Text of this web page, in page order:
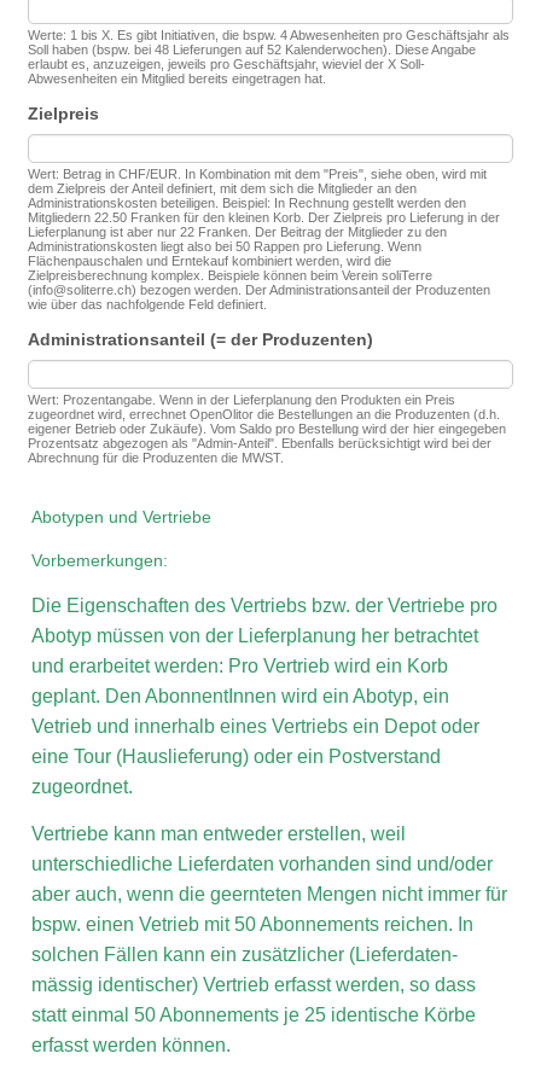
Werte: 1 bis X. Es gibt Initiativen, die bspw. 4 Abwesenheiten pro Geschäftsjahr als
Soll haben (bspw. bei 48 Lieferungen auf 52 Kalenderwochen). Diese Angabe
erlaubt es, anzuzeigen, jeweils pro Geschäftsjahr, wieviel der X Soll-
Abwesenheiten ein Mitglied bereits eingetragen hat.
Zielpreis
Wert: Betrag in CHF/EUR. In Kombination mit dem "Preis", siehe oben, wird mit
dem Zielpreis der Anteil definiert, mit dem sich die Mitglieder an den
Administrationskosten beteiligen. Beispiel: In Rechnung gestellt werden den
Mitgliedern 22.50 Franken für den kleinen Korb. Der Zielpreis pro Lieferung in der
Lieferplanung ist aber nur 22 Franken. Der Beitrag der Mitglieder zu den
Administrationskosten liegt also bei 50 Rappen pro Lieferung. Wenn
Flächenpauschalen und Erntekauf kombiniert werden, wird die
Zielpreisberechnung komplex. Beispiele können beim Verein soliTerre
(info@soliterre.ch) bezogen werden. Der Administrationsanteil der Produzenten
wie über das nachfolgende Feld definiert.
Administrationsanteil (= der Produzenten)
Wert: Prozentangabe. Wenn in der Lieferplanung den Produkten ein Preis
zugeordnet wird, errechnet OpenOlitor die Bestellungen an die Produzenten (d.h.
eigener Betrieb oder Zukäufe). Vom Saldo pro Bestellung wird der hier eingegeben
Prozentsatz abgezogen als "Admin-Anteil". Ebenfalls berücksichtigt wird bei der
Abrechnung für die Produzenten die MWST.
Abotypen und Vertriebe
Vorbemerkungen:
Die Eigenschaften des Vertriebs bzw. der Vertriebe pro
Abotyp müssen von der Lieferplanung her betrachtet
und erarbeitet werden: Pro Vertrieb wird ein Korb
geplant. Den AbonnentInnen wird ein Abotyp, ein
Vetrieb und innerhalb eines Vertriebs ein Depot oder
eine Tour (Hauslieferung) oder ein Postverstand
zugeordnet.
Vertriebe kann man entweder erstellen, weil
unterschiedliche Lieferdaten vorhanden sind und/oder
aber auch, wenn die geernteten Mengen nicht immer für
bspw. einen Vetrieb mit 50 Abonnements reichen. In
solchen Fällen kann ein zusätzlicher (Lieferdaten-
mässig identischer) Vertrieb erfasst werden, so dass
statt einmal 50 Abonnements je 25 identische Körbe
erfasst werden können.